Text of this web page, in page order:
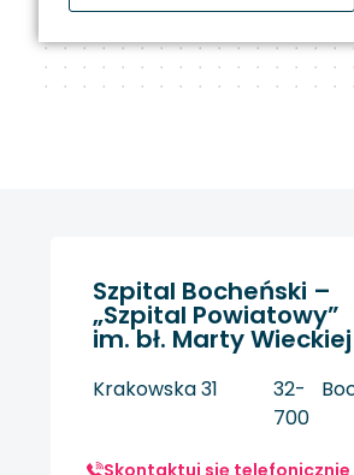
Szpital Bocheński –
„Szpital Powiatowy”
im. bł. Marty Wieckiej
Krakowska 31
32-
700